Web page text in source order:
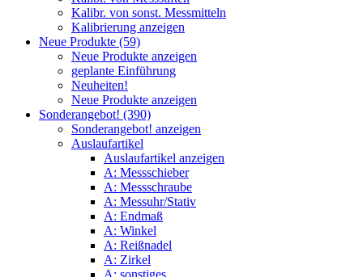
Kalibr. von sonst. Messmitteln
Kalibrierung anzeigen
Neue Produkte (59)
Neue Produkte anzeigen
geplante Einführung
Neuheiten!
Neue Produkte anzeigen
Sonderangebot! (390)
Sonderangebot! anzeigen
Auslaufartikel
Auslaufartikel anzeigen
A: Messschieber
A: Messschraube
A: Messuhr/Stativ
A: Endmaß
A: Winkel
A: Reißnadel
A: Zirkel
A: sonstiges